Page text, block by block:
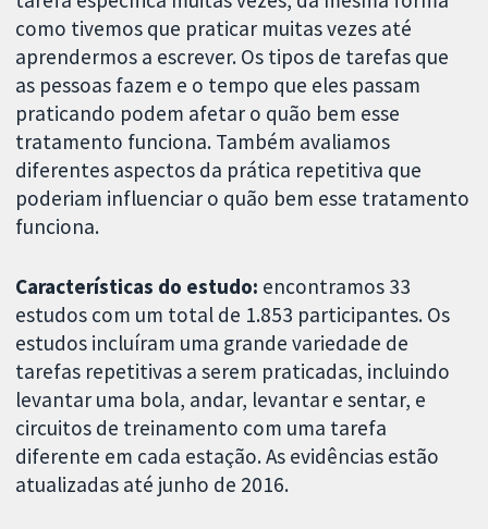
como tivemos que praticar muitas vezes até
aprendermos a escrever. Os tipos de tarefas que
as pessoas fazem e o tempo que eles passam
praticando podem afetar o quão bem esse
tratamento funciona. Também avaliamos
diferentes aspectos da prática repetitiva que
poderiam influenciar o quão bem esse tratamento
funciona.
Características do estudo: encontramos 33
estudos com um total de 1.853 participantes. Os
estudos incluíram uma grande variedade de
tarefas repetitivas a serem praticadas, incluindo
levantar uma bola, andar, levantar e sentar, e
circuitos de treinamento com uma tarefa
diferente em cada estação. As evidências estão
atualizadas até junho de 2016.